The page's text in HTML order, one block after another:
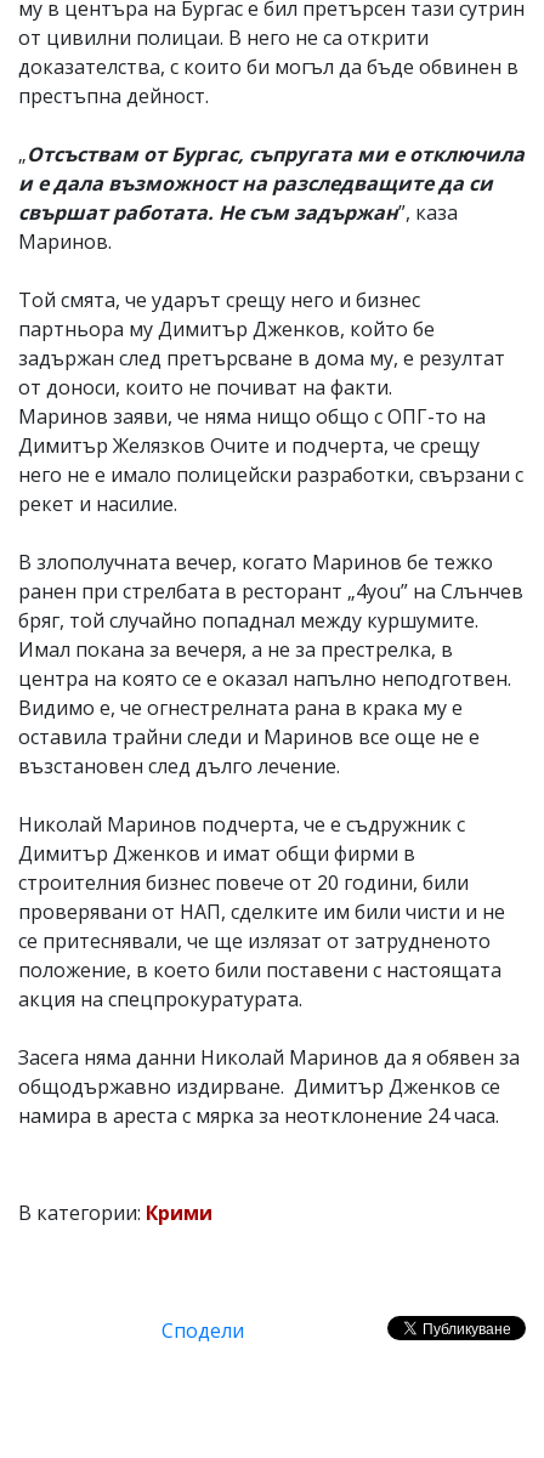
му в центъра на Бургас е бил претърсен тази сутрин
от цивилни полицаи. В него не са открити
доказателства, с които би могъл да бъде обвинен в
престъпна дейност.
„Отсъствам от Бургас, съпругата ми е отключила
и е дала възможност на разследващите да си
свършат работата. Не съм задържан”, каза
Маринов.
Той смята, че ударът срещу него и бизнес
партньора му Димитър Дженков, който бе
задържан след претърсване в дома му, е резултат
от доноси, които не почиват на факти.
Маринов заяви, че няма нищо общо с ОПГ-то на
Димитър Желязков Очите и подчерта, че срещу
него не е имало полицейски разработки, свързани с
рекет и насилие.
В злополучната вечер, когато Маринов бе тежко
ранен при стрелбата в ресторант „4you” на Слънчев
бряг, той случайно попаднал между куршумите.
Имал покана за вечеря, а не за престрелка, в
центра на която се е оказал напълно неподготвен.
Видимо е, че огнестрелната рана в крака му е
оставила трайни следи и Маринов все още не е
възстановен след дълго лечение.
Николай Маринов подчерта, че е съдружник с
Димитър Дженков и имат общи фирми в
строителния бизнес повече от 20 години, били
проверявани от НАП, сделките им били чисти и не
се притеснявали, че ще излязат от затрудненото
положение, в което били поставени с настоящата
акция на спецпрокуратурата.
Засега няма данни Николай Маринов да я обявен за
общодържавно издирване. Димитър Дженков се
намира в ареста с мярка за неотклонение 24 часа.
В категории: Крими
Сподели